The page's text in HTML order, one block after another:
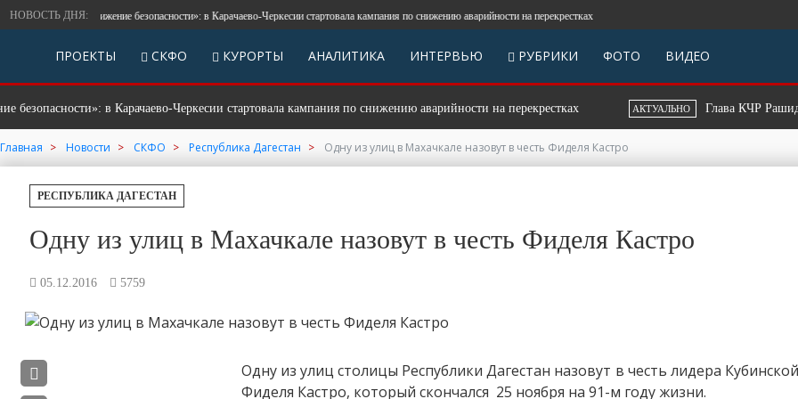
НОВОСТЬ ДНЯ:
«Продвижение безопасности»: в Карачаево-Черкесии стартовала кампания по снижению аварийности на перекрестках
ПРОЕКТЫ СКФО КУРОРТЫ АНАЛИТИКА ИНТЕРВЬЮ РУБРИКИ ФОТО ВИДЕО
в Карачаево-Черкесии стартовала кампания по снижению аварийности на перекрестках АКТУАЛЬНО Глава КЧР Рашид
Главная Новости СКФО Республика Дагестан Одну из улиц в Махачкале назовут в честь Фиделя Кастро
РЕСПУБЛИКА ДАГЕСТАН
Одну из улиц в Махачкале назовут в честь Фиделя Кастро
05.12.2016 5759
Одну из улиц столицы Республики Дагестан назовут в честь лидера
Фиделя Кастро, который скончался 25 ноября на 91-м году жизни.